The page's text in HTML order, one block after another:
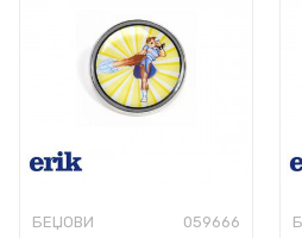
БЕЏОВИ 059666